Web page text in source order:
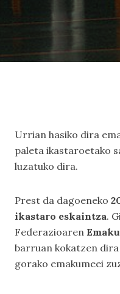
Urrian hasiko dira
paleta ikastaroetako
luzatuko dira.
Prest da dagoeneko
ikastaro eskaintza.
Federazioaren
barruan kokatzen
gorako emakumeei